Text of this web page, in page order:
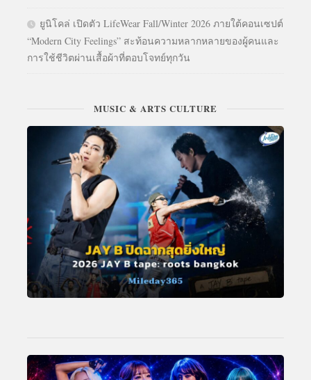
ยูนิโคล่ เปิดตัว LifeWear Fall/Winter 2026 ภายใต้คอนเซปต์
“Modern City Feelings” สะท้อนความหลากหลายของผู้คนและ
การใช้ชีวิตผ่านเสื้อผ้าที่ตอบโจทย์ทุกวัน
MUSIC & ARTS CULTURE